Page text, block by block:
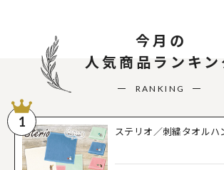
今月の
人気商品ランキン
RANKING
1
ステリオ／刺繍タオルハ